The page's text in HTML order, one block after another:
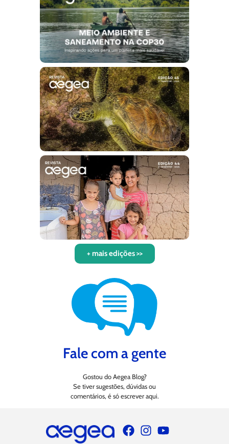
+ mais edições >>
Fale com a gente
Gostou do Aegea Blog?
Se tiver sugestões, dúvidas ou
comentários, é só escrever aqui.